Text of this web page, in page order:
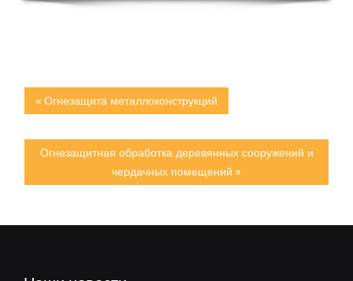
« Огнезащита металлоконструкций
Огнезащитная обработка деревянных сооружений и
чердачных помещений »